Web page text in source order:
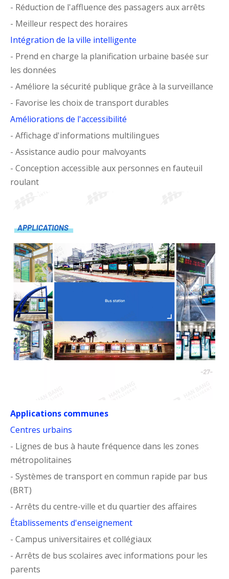
- Réduction de l'affluence des passagers aux arrêts
- Meilleur respect des horaires
Intégration de la ville intelligente
- Prend en charge la planification urbaine basée sur
les données
- Améliore la sécurité publique grâce à la surveillance
- Favorise les choix de transport durables
Améliorations de l'accessibilité
- Affichage d'informations multilingues
- Assistance audio pour malvoyants
- Conception accessible aux personnes en fauteuil
roulant
Applications communes
Centres urbains
- Lignes de bus à haute fréquence dans les zones
métropolitaines
- Systèmes de transport en commun rapide par bus
(BRT)
- Arrêts du centre-ville et du quartier des affaires
Établissements d'enseignement
- Campus universitaires et collégiaux
- Arrêts de bus scolaires avec informations pour les
parents